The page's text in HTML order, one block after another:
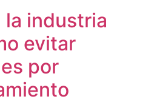
la industria
evitar
por